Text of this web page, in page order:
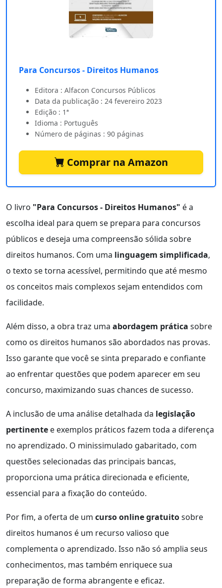
Para Concursos - Direitos Humanos
Editora : Alfacon Concursos Públicos
Data da publicação : 24 fevereiro 2023
Edição : 1ª
Idioma : Português
Número de páginas : 90 páginas
Comprar na Amazon
O livro "Para Concursos - Direitos Humanos" é a
escolha ideal para quem se prepara para concursos
públicos e deseja uma compreensão sólida sobre
direitos humanos. Com uma linguagem simplificada,
o texto se torna acessível, permitindo que até mesmo
os conceitos mais complexos sejam entendidos com
facilidade.
Além disso, a obra traz uma abordagem prática sobre
como os direitos humanos são abordados nas provas.
Isso garante que você se sinta preparado e confiante
ao enfrentar questões que podem aparecer em seu
concurso, maximizando suas chances de sucesso.
A inclusão de uma análise detalhada da legislação
pertinente e exemplos práticos fazem toda a diferença
no aprendizado. O minissimulado gabaritado, com
questões selecionadas das principais bancas,
proporciona uma prática direcionada e eficiente,
essencial para a fixação do conteúdo.
Por fim, a oferta de um curso online gratuitosobre
direitos humanos é um recurso valioso que
complementa o aprendizado. Isso não só amplia seus
conhecimentos, mas também enriquece sua
preparação de forma abrangente e eficaz.